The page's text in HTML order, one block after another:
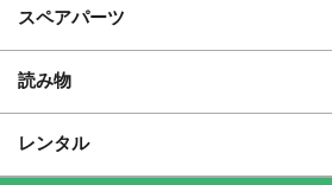
スペアパーツ
読み物
レンタル